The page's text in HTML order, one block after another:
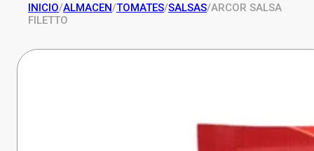
INICIO/ALMACEN/TOMATES/SALSAS/ARCOR SALSA
FILETTO